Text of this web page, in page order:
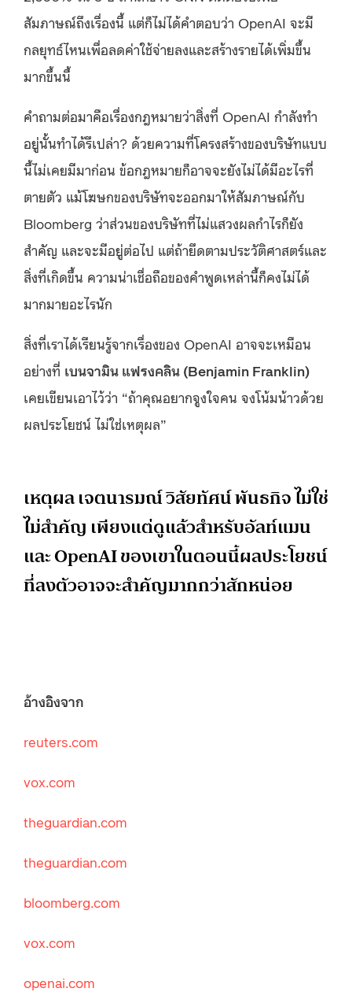
สัมภาษณ์ถึงเรื่องนี้ แต่ก็ไม่ได้คำตอบว่า OpenAI จะมี
กลยุทธ์ไหนเพื่อลดค่าใช้จ่ายลงและสร้างรายได้เพิ่มขึ้น
มากขึ้นนี้
คำถามต่อมาคือเรื่องกฎหมายว่าสิ่งที่ OpenAI กำลังทำ
อยู่นั้นทำได้รึเปล่า? ด้วยความที่โครงสร้างของบริษัทแบบ
นี้ไม่เคยมีมาก่อน ข้อกฎหมายก็อาจจะยังไม่ได้มีอะไรที่
ตายตัว แม้โฆษกของบริษัทจะออกมาให้สัมภาษณ์กับ
Bloomberg ว่าส่วนของบริษัทที่ไม่แสวงผลกำไรก็ยัง
สำคัญ และจะมีอยู่ต่อไป แต่ถ้ายึดตามประวัติศาสตร์และ
สิ่งที่เกิดขึ้น ความน่าเชื่อถือของคำพูดเหล่านี้ก็คงไม่ได้
มากมายอะไรนัก
สิ่งที่เราได้เรียนรู้จากเรื่องของ OpenAI อาจจะเหมือน
อย่างที่ เบนจามิน แฟรงคลิน (Benjamin Franklin)
เคยเขียนเอาไว้ว่า “ถ้าคุณอยากจูงใจคน จงโน้มน้าวด้วย
ผลประโยชน์ ไม่ใช่เหตุผล”
เหตุผล เจตนารมณ์ วิสัยทัศน์ พันธกิจ ไม่ใช่
ไม่สำคัญ เพียงแต่ดูแล้วสำหรับอัลท์แมน
และ OpenAI ของเขาในตอนนี้ผลประโยชน์
ที่ลงตัวอาจจะสำคัญมากกว่าสักหน่อย
อ้างอิงจาก
reuters.com
vox.com
theguardian.com
theguardian.com
bloomberg.com
vox.com
openai.com